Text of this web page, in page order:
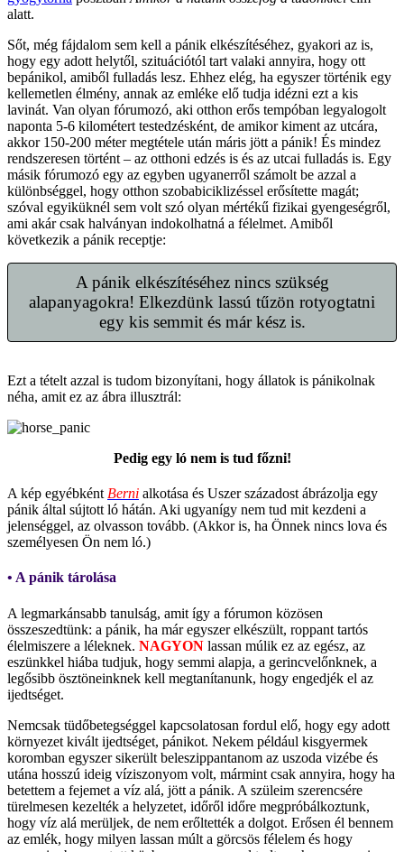
alatt.
Sőt, még fájdalom sem kell a pánik elkészítéséhez, gyakori az is,
hogy egy adott helytől, szituációtól tart valaki annyira, hogy ott
bepánikol, amiből fulladás lesz. Ehhez elég, ha egyszer történik egy
kellemetlen élmény, annak az emléke elő tudja idézni ezt a kis
lavinát. Van olyan fórumozó, aki otthon erős tempóban legyalogolt
naponta 5-6 kilométert testedzésként, de amikor kiment az utcára,
akkor 150-200 méter megtétele után máris jött a pánik! És mindez
rendszeresen történt – az otthoni edzés is és az utcai fulladás is. Egy
másik fórumozó egy az egyben ugyanerről számolt be azzal a
különbséggel, hogy otthon szobabiciklizéssel erősítette magát;
szóval egyiküknél sem volt szó olyan mértékű fizikai gyengeségről,
ami akár csak halványan indokolhatná a félelmet. Amiből
következik a pánik receptje:
A pánik elkészítéséhez nincs szükség
alapanyagokra! Elkezdünk lassú tűzön rotyogtatni
egy kis semmit és már kész is.
Ezt a tételt azzal is tudom bizonyítani, hogy állatok is pánikolnak
néha, amit ez az ábra illusztrál:
Pedig egy ló nem is tud főzni!
A kép egyébként Berni alkotása és Uszer századost ábrázolja egy
pánik által sújtott ló hátán. Aki ugyanígy nem tud mit kezdeni a
jelenséggel, az olvasson tovább. (Akkor is, ha Önnek nincs lova és
személyesen Ön nem ló.)
• A pánik tárolása
A legmarkánsabb tanulság, amit így a fórumon közösen
összeszedtünk: a pánik, ha már egyszer elkészült, roppant tartós
élelmiszere a léleknek. NAGYON lassan múlik ez az egész, az
eszünkkel hiába tudjuk, hogy semmi alapja, a gerincvelőnknek, a
legősibb ösztöneinknek kell megtanítanunk, hogy engedjék el az
ijedtséget.
Nemcsak tüdőbetegséggel kapcsolatosan fordul elő, hogy egy adott
környezet kivált ijedtséget, pánikot. Nekem például kisgyermek
koromban egyszer sikerült beleszippantanom az uszoda vizébe és
utána hosszú ideig víziszonyom volt, mármint csak annyira, hogy ha
betettem a fejemet a víz alá, jött a pánik. A szüleim szerencsére
türelmesen kezelték a helyzetet, időről időre megpróbálkoztunk,
hogy víz alá merüljek, de nem erőltették a dolgot. Erősen él bennem
az emlék, hogy milyen lassan múlt a görcsös félelem és hogy